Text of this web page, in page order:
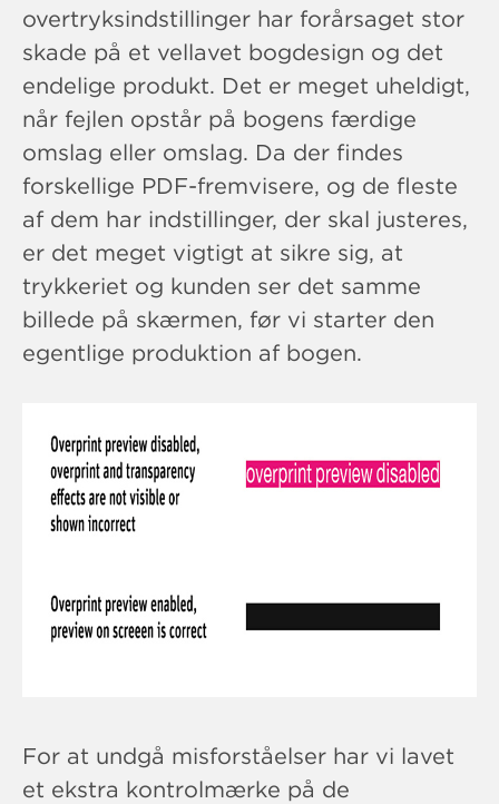
overtryksindstillinger har forårsaget stor
skade på et vellavet bogdesign og det
endelige produkt. Det er meget uheldigt,
når fejlen opstår på bogens færdige
omslag eller omslag. Da der findes
forskellige PDF-fremvisere, og de fleste
af dem har indstillinger, der skal justeres,
er det meget vigtigt at sikre sig, at
trykkeriet og kunden ser det samme
billede på skærmen, før vi starter den
egentlige produktion af bogen.
For at undgå misforståelser har vi lavet
et ekstra kontrolmærke på de